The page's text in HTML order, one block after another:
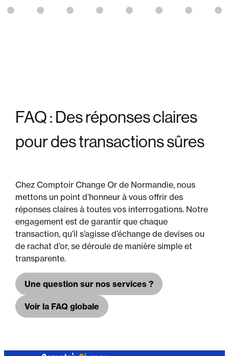
FAQ : Des réponses claires
pour des transactions sûres
Chez Comptoir Change Or de Normandie, nous
mettons un point d’honneur à vous offrir des
réponses claires à toutes vos interrogations. Notre
engagement est de garantir que chaque
transaction, qu’il s’agisse d’échange de devises ou
de rachat d’or, se déroule de manière simple et
transparente.
Une question sur nos services ?
Voir la FAQ globale